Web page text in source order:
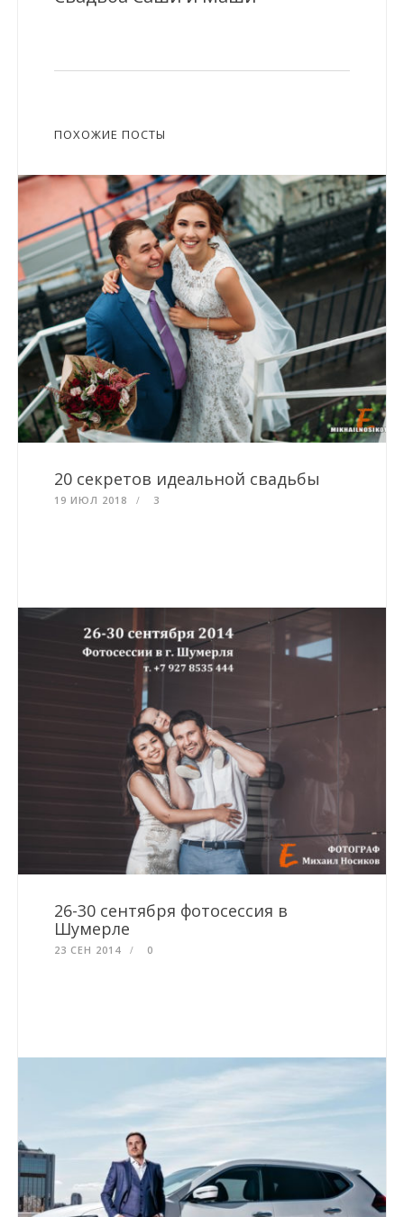
ПОХОЖИЕ ПОСТЫ
20 секретов идеальной свадьбы
19 ИЮЛ 2018 3
26-30 сентября фотосессия в
Шумерле
23 СЕН 2014 0